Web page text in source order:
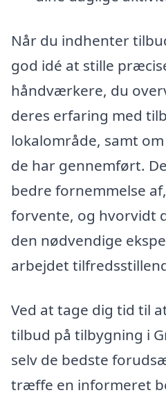
Når du indhenter
god idé at stille
håndværkere, du
deres erfaring med
lokalområde, samt
de har gennemført.
bedre fornemmelse
forvente, og hvorvidt
den nødvendige
arbejdet
Ved at tage dig tid til
tilbud på tilbygning i
selv de bedste
træffe en informeret